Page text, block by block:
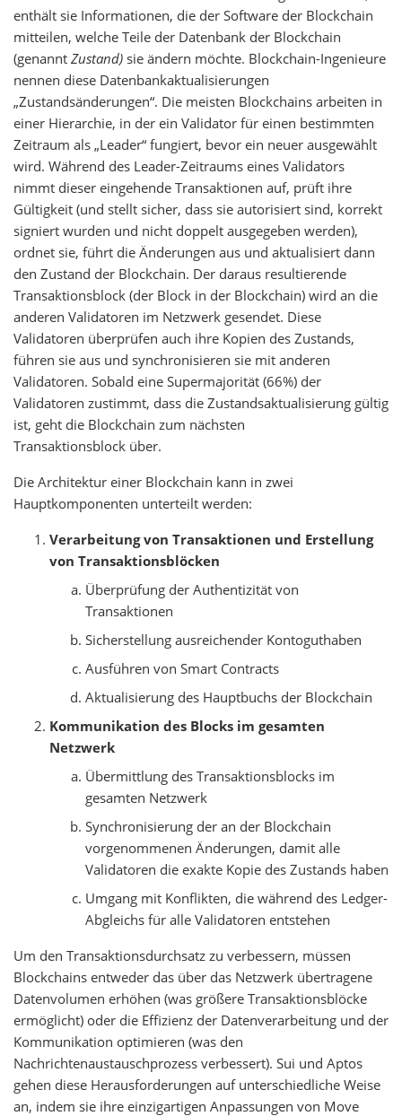
enthält sie Informationen, die der Software der Blockchain
mitteilen, welche Teile der Datenbank der Blockchain
(genannt Zustand) sie ändern möchte. Blockchain-Ingenieure
nennen diese Datenbankaktualisierungen
„Zustandsänderungen“. Die meisten Blockchains arbeiten in
einer Hierarchie, in der ein Validator für einen bestimmten
Zeitraum als „Leader“ fungiert, bevor ein neuer ausgewählt
wird. Während des Leader-Zeitraums eines Validators
nimmt dieser eingehende Transaktionen auf, prüft ihre
Gültigkeit (und stellt sicher, dass sie autorisiert sind, korrekt
signiert wurden und nicht doppelt ausgegeben werden),
ordnet sie, führt die Änderungen aus und aktualisiert dann
den Zustand der Blockchain. Der daraus resultierende
Transaktionsblock (der Block in der Blockchain) wird an die
anderen Validatoren im Netzwerk gesendet. Diese
Validatoren überprüfen auch ihre Kopien des Zustands,
führen sie aus und synchronisieren sie mit anderen
Validatoren. Sobald eine Supermajorität (66%) der
Validatoren zustimmt, dass die Zustandsaktualisierung gültig
ist, geht die Blockchain zum nächsten
Transaktionsblock über.
Die Architektur einer Blockchain kann in zwei
Hauptkomponenten unterteilt werden:
Verarbeitung von Transaktionen und Erstellung
von Transaktionsblöcken
Überprüfung der Authentizität von
Transaktionen
Sicherstellung ausreichender Kontoguthaben
Ausführen von Smart Contracts
Aktualisierung des Hauptbuchs der Blockchain
Kommunikation des Blocks im gesamten
Netzwerk
Übermittlung des Transaktionsblocks im
gesamten Netzwerk
Synchronisierung der an der Blockchain
vorgenommenen Änderungen, damit alle
Validatoren die exakte Kopie des Zustands haben
Umgang mit Konflikten, die während des Ledger-
Abgleichs für alle Validatoren entstehen
Um den Transaktionsdurchsatz zu verbessern, müssen
Blockchains entweder das über das Netzwerk übertragene
Datenvolumen erhöhen (was größere Transaktionsblöcke
ermöglicht) oder die Effizienz der Datenverarbeitung und der
Kommunikation optimieren (was den
Nachrichtenaustauschprozess verbessert). Sui und Aptos
gehen diese Herausforderungen auf unterschiedliche Weise
an, indem sie ihre einzigartigen Anpassungen von Move